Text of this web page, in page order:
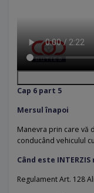
Cap 6 part 5
Mersul înapoi
Manevra prin care vă
conducând vehiculul
Când este
Regulament Art. 128